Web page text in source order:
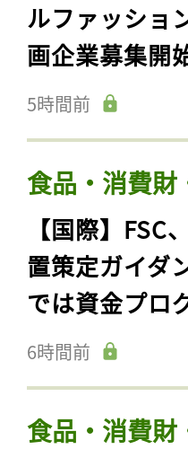
ルファッショ
画企業募集開
5時間前
食品・消費財
【国際】
置策定ガイダ
では資金プロ
6時間前
食品・消費財